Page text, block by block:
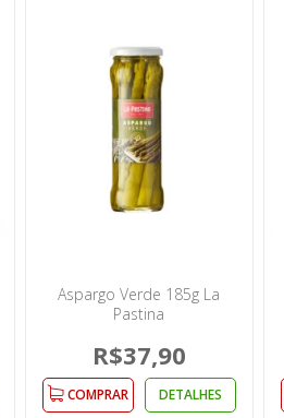
Aspargo Verde 185g La
Pastina
R$37,90
COMPRAR DETALHES